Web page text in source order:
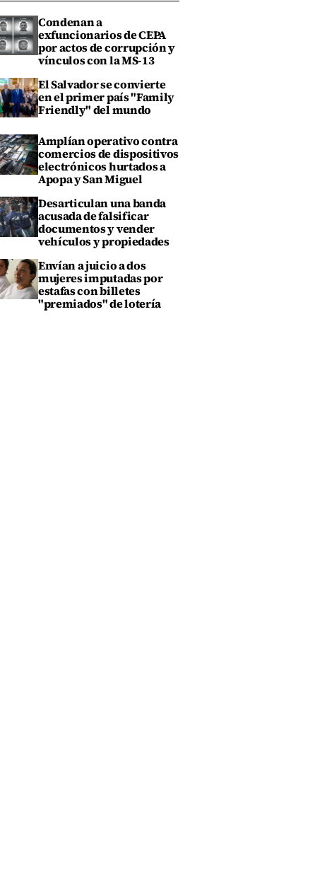
Condenan a
exfuncionarios de CEPA
por actos de corrupción y
vínculos con la MS-13
El Salvador se convierte
en el primer país "Family
Friendly" del mundo
Amplían operativo contra
comercios de dispositivos
electrónicos hurtados a
Apopa y San Miguel
Desarticulan una banda
acusada de falsificar
documentos y vender
vehículos y propiedades
Envían a juicio a dos
mujeres imputadas por
estafas con billetes
"premiados" de lotería